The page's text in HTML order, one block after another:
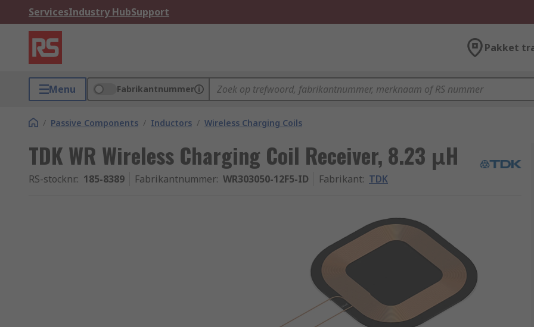
ServicesIndustry HubSupport
Pakket
Menu Fabrikantnummer
/ Passive Components / Inductors / Wireless Charging Coils
TDK WR Wireless Charging Coil Receiver, 8.23 μH
RS-stocknr.: 185-8389 Fabrikantnummer: WR303050-12F5-ID Fabrikant: TDK